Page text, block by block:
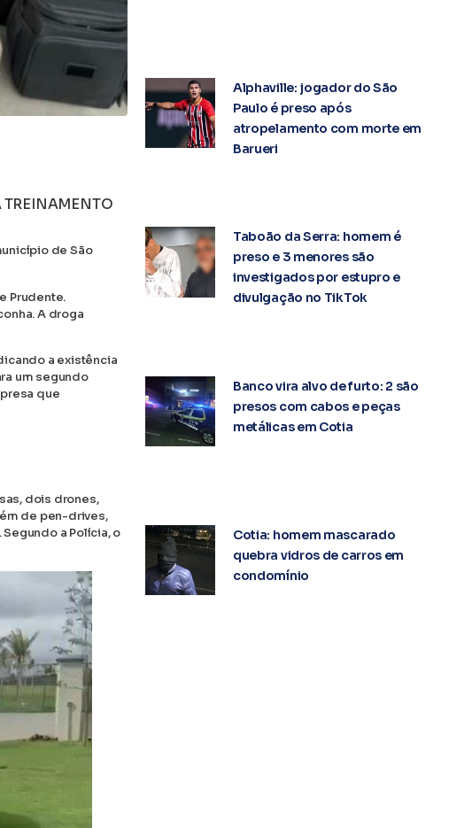
TREINAMENTO
de São
Prudente.
A droga
a existência
um segundo
que
dois drones,
de pen-drives,
a Polícia, o
Alphaville: jogador do São
Paulo é preso após
atropelamento com morte em
Barueri
Taboão da Serra: homem é
preso e 3 menores são
investigados por estupro e
divulgação no TikTok
Banco vira alvo de furto: 2 são
presos com cabos e peças
metálicas em Cotia
Cotia: homem mascarado
quebra vidros de carros em
condomínio